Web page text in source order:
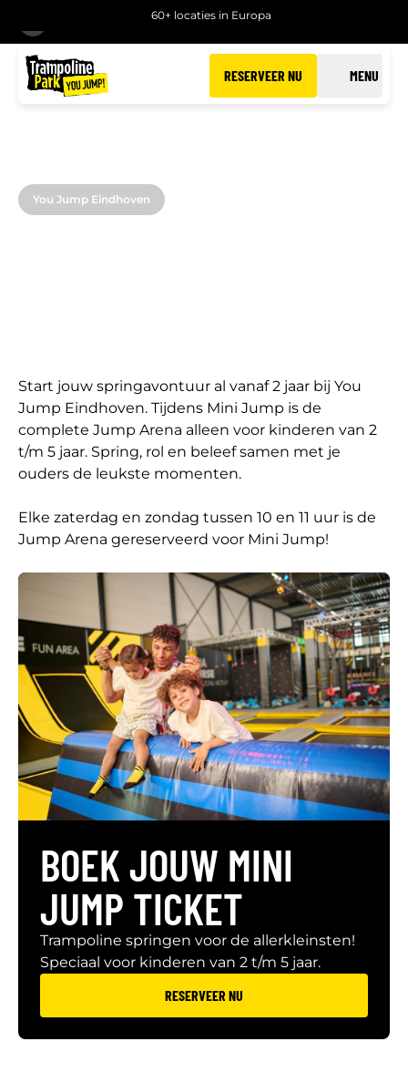
60+ locaties in Europa
RESERVEER NU MENU
You Jump Eindhoven
Start jouw springavontuur al vanaf 2 jaar bij You
Jump Eindhoven. Tijdens Mini Jump is de
complete Jump Arena alleen voor kinderen van 2
t/m 5 jaar. Spring, rol en beleef samen met je
ouders de leukste momenten.
Elke zaterdag en zondag tussen 10 en 11 uur is de
Jump Arena gereserveerd voor Mini Jump!
BOEK JOUW MINI
JUMP TICKET
Trampoline springen voor de allerkleinsten!
Speciaal voor kinderen van 2 t/m 5 jaar.
RESERVEER NU